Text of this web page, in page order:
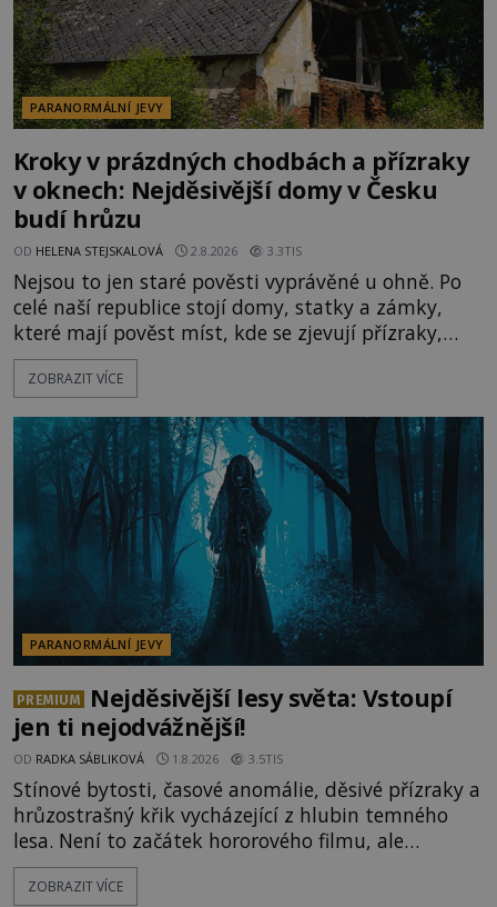
PARANORMÁLNÍ JEVY
Kroky v prázdných chodbách a přízraky
v oknech: Nejděsivější domy v Česku
budí hrůzu
OD HELENA STEJSKALOVÁ 2.8.2026 3.3TIS
Nejsou to jen staré pověsti vyprávěné u ohně. Po
celé naší republice stojí domy, statky a zámky,
které mají pověst míst, kde se zjevují přízraky,
ozývají nevysvětlitelné zvuky nebo se dějí podivné
jevy. Zatímco historici většinou hledají racionální
lokality vykazují nápadně podobná svědectví po
celé generace. A právě tato opakující se svědectví
ZOBRAZIT VÍCE
PARANORMÁLNÍ JEVY
PREMIUM
Nejděsivější lesy světa: Vstoupí
jen ti nejodvážnější!
OD RADKA SÁBLIKOVÁ 1.8.2026 3.5TIS
Stínové bytosti, časové anomálie, děsivé přízraky a
hrůzostrašný křik vycházející z hlubin temného
lesa. Není to začátek hororového filmu, ale
události, které popisují návštěvníci lesů, které jsou
označovány jako nejděsivější na světě. Lidé bydlící
ZOBRAZIT VÍCE